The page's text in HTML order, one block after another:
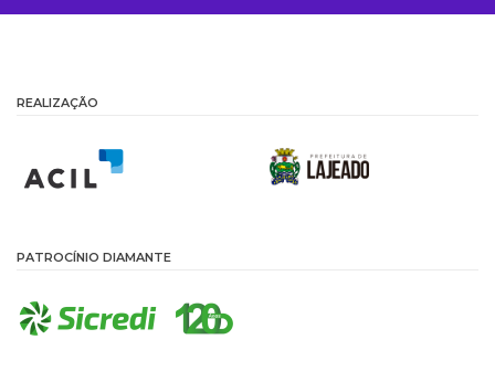
REALIZAÇÃO
PATROCÍNIO DIAMANTE